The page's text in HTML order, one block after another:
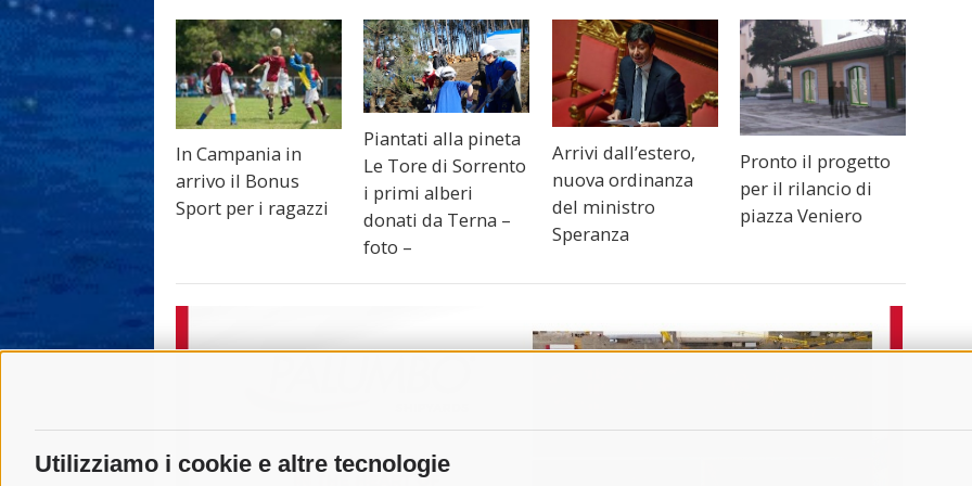
Utilizziamo i cookie e altre tecnologie
In Campania in
arrivo il Bonus
Sport per i ragazzi
Piantati alla pineta
Le Tore di Sorrento
i primi alberi
donati da Terna –
foto –
Arrivi dall’estero,
nuova ordinanza
del ministro
Speranza
Pronto il progetto
per il rilancio di
piazza Veniero